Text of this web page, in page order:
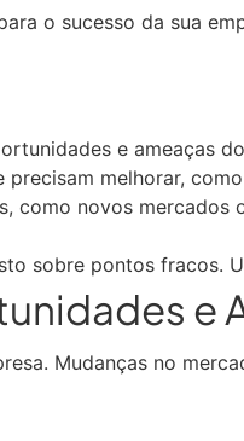
o sucesso da sua
e ameaças
melhorar,
como novos
sobre pontos fracos.
e
Mudanças no